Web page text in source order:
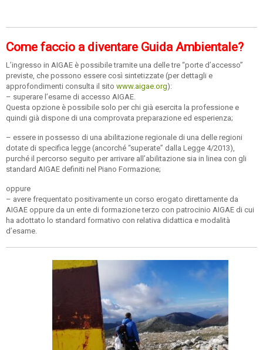
Come faccio a diventare Guida Ambientale?
L’ingresso in AIGAE è possibile tramite una delle tre “porte d’accesso”
previste, che possono essere così sintetizzate (per dettagli e
approfondimenti consulta il sito www.aigae.org):
– superare l’esame di accesso AIGAE.
Questa opzione è possibile solo per chi già esercita la professione e
quindi già dispone di una comprovata preparazione ed esperienza;
– essere in possesso di una abilitazione regionale di una delle regioni
dotate di specifica legge (ancorché “superate” dalla Legge 4/2013),
purché il percorso seguito per arrivare all’abilitazione sia in linea con gli
standard AIGAE definiti nel Piano Formazione;
oppure
– avere frequentato positivamente un corso erogato direttamente da
AIGAE oppure da un ente di formazione terzo con patrocinio AIGAE di cui
ha adottato lo standard formativo con relativa didattica e modalità
d’esame.